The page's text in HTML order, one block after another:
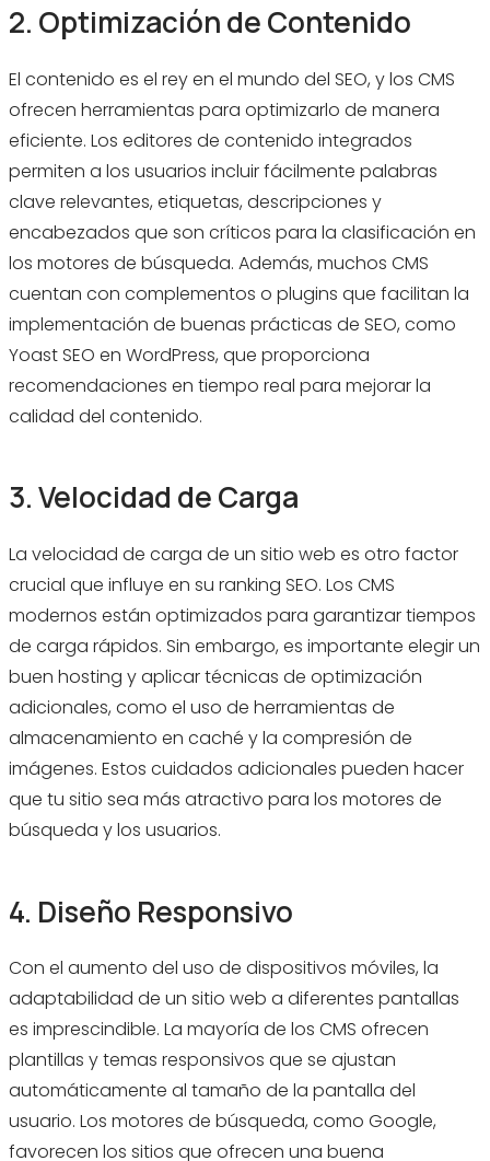
2. Optimización de Contenido
El contenido es el rey en el mundo del SEO, y los CMS
ofrecen herramientas para optimizarlo de manera
eficiente. Los editores de contenido integrados
permiten a los usuarios incluir fácilmente palabras
clave relevantes, etiquetas, descripciones y
encabezados que son críticos para la clasificación en
los motores de búsqueda. Además, muchos CMS
cuentan con complementos o plugins que facilitan la
implementación de buenas prácticas de SEO, como
Yoast SEO en WordPress, que proporciona
recomendaciones en tiempo real para mejorar la
calidad del contenido.
3. Velocidad de Carga
La velocidad de carga de un sitio web es otro factor
crucial que influye en su ranking SEO. Los CMS
modernos están optimizados para garantizar tiempos
de carga rápidos. Sin embargo, es importante elegir un
buen hosting y aplicar técnicas de optimización
adicionales, como el uso de herramientas de
almacenamiento en caché y la compresión de
imágenes. Estos cuidados adicionales pueden hacer
que tu sitio sea más atractivo para los motores de
búsqueda y los usuarios.
4. Diseño Responsivo
Con el aumento del uso de dispositivos móviles, la
adaptabilidad de un sitio web a diferentes pantallas
es imprescindible. La mayoría de los CMS ofrecen
plantillas y temas responsivos que se ajustan
automáticamente al tamaño de la pantalla del
usuario. Los motores de búsqueda, como Google,
favorecen los sitios que ofrecen una buena